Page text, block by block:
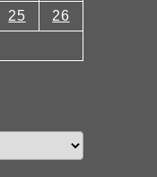
25
26